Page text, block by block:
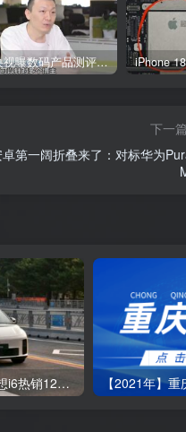
光环境下屏幕亮度柔和不
央视曝数码产品测评潜规则：特供样机、固件作弊、云端调控
下一
第一阔折叠来了：对标华为
超越小米YU7！理想i6热销12万辆拿下上半年中大型SUV销冠